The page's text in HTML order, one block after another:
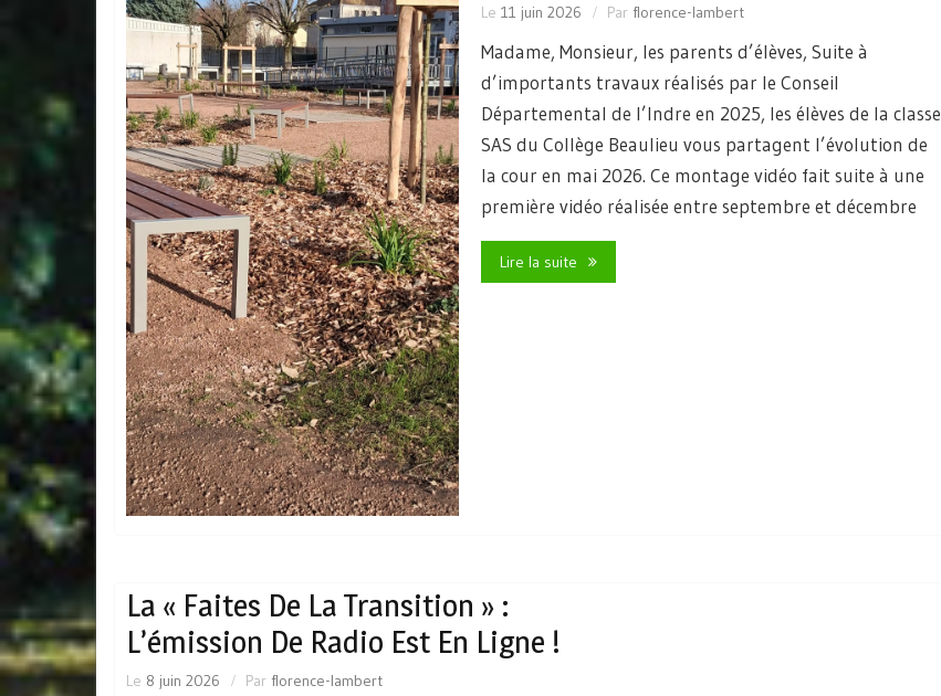
Le 11 juin 2026 Par florence-lambert
Madame, Monsieur, les parents d’élèves, Suite à
d’importants travaux réalisés par le Conseil
Départemental de l’Indre en 2025, les élèves de la classe
SAS du Collège Beaulieu vous partagent l’évolution de
la cour en mai 2026. Ce montage vidéo fait suite à une
première vidéo réalisée entre septembre et décembre
Lire la suite
La « Faites De La Transition » :
L’émission De Radio Est En Ligne !
Le 8 juin 2026 Par florence-lambert